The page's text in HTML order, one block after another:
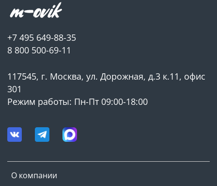
О компании
+7 495 649-88-35
8 800 500-69-11
117545, г. Москва, ул. Дорожная, д.3 к.11, офис
301
Режим работы: Пн-Пт 09:00-18:00